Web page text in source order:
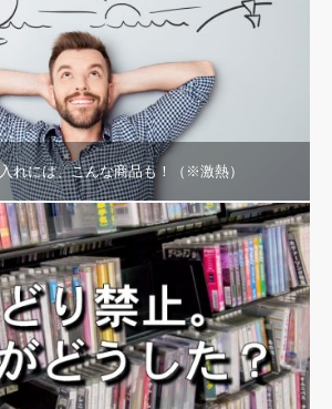
れには、こんな商品も！（※激熱）